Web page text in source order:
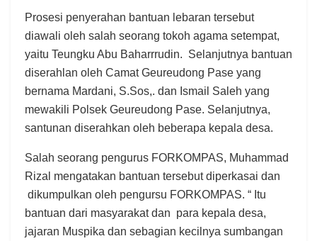
Prosesi penyerahan bantuan lebaran tersebut
diawali oleh salah seorang tokoh agama setempat,
yaitu Teungku Abu Baharrrudin. Selanjutnya bantuan
diserahlan oleh Camat Geureudong Pase yang
bernama Mardani, S.Sos,. dan Ismail Saleh yang
mewakili Polsek Geureudong Pase. Selanjutnya,
santunan diserahkan oleh beberapa kepala desa.
Salah seorang pengurus FORKOMPAS, Muhammad
Rizal mengatakan bantuan tersebut diperkasai dan
dikumpulkan oleh pengursu FORKOMPAS. “ Itu
bantuan dari masyarakat dan para kepala desa,
jajaran Muspika dan sebagian kecilnya sumbangan